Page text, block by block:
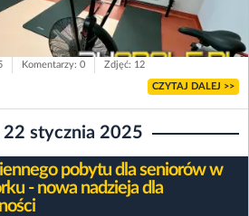
Komentarzy: 0 Zdjęć: 12
CZYTAJ DALEJ >>
22 stycznia 2025
pobytu dla seniorów w
- nowa nadzieja dla